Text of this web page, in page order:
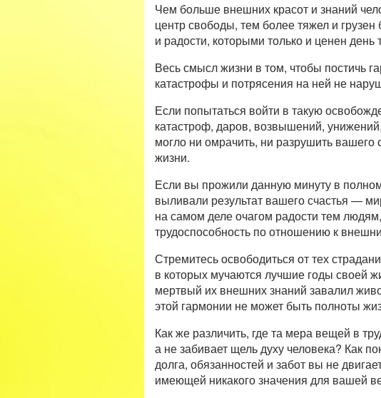
Чем больше внешних красот и знаний
центр свободы, тем более тяжел и грузен
и радости, которыми только и ценен день
Весь смысл жизни в том, чтобы постичь
катастрофы и потрясения на ней не
Если попытаться войти в такую
катастроф, даров, возвышений,
могло ни омрачить, ни разрушить вашего
жизни.
Если вы прожили данную минуту в
выливали результат вашего счастья —
на самом деле очагом радости тем
трудоспособность по отношению к
Стремитесь освободиться от тех
в которых мучаются лучшие годы своей
мертвый их внешних знаний завалил
этой гармонии не может быть полноты
Как же различить, где та мера вещей в
а не забивает щель духу человека? Как
долга, обязанностей и забот вы не
имеющей никакого значения для вашей